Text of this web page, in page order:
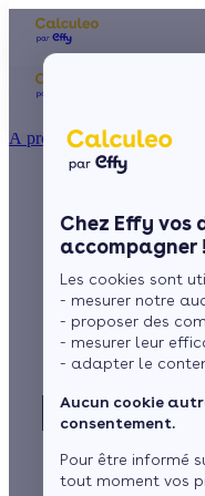
Chez Effy vos
accompagner !
Les cookies sont
- mesurer notre
- proposer des
- mesurer leur
- adapter le
Aucun cookie
consentement.
Pour être informé
tout moment vos
À propos
Ma
Le
La
:
parL’équipe